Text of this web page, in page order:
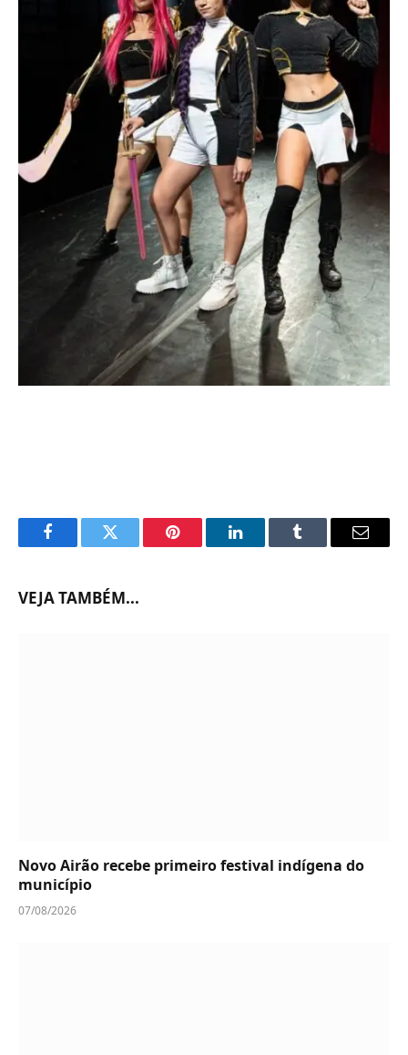
FacebookTwitter Pinterest LinkedInTumblr Email
VEJA TAMBÉM...
Novo Airão recebe primeiro festival indígena do
município
07/08/2026